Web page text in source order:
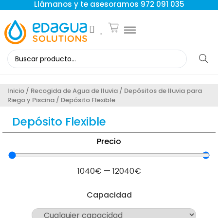
Llámanos y te asesoramos 972 091 035
Inicio / Recogida de Agua de lluvia / Depósitos de lluvia para
Riego y Piscina / Depósito Flexible
Depósito Flexible
Precio
1040€ — 12040€
Capacidad